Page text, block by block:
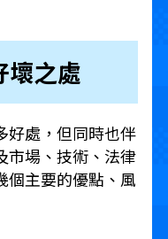
壞之處
好處，但同時也伴
市場、技術、法律
個主要的優點、風